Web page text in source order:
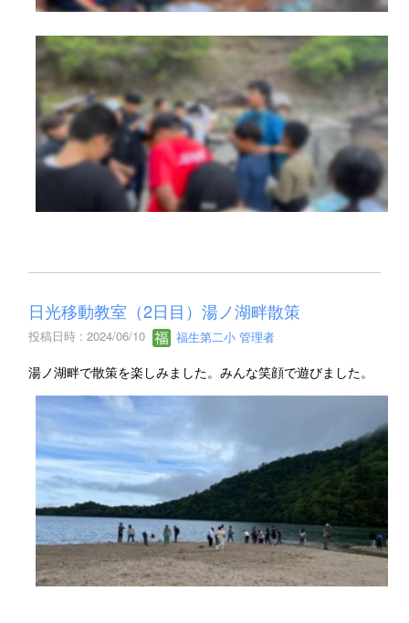
日光移動教室（2日目）湯ノ湖畔散策
投稿日時 : 2024/06/10 福生第二小 管理者
湯ノ湖畔で散策を楽しみました。みんな笑顔で遊びました。